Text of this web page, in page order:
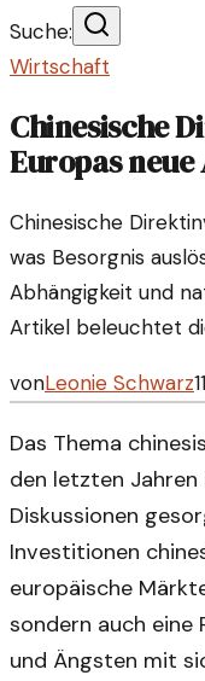
Suche:
Wirtschaft
Chinesische
Europas
Chinesische
was Besorgnis
Abhängigkeit und
Artikel beleuchtet
vonLeonie Schwarz
Das Thema
den letzten
Diskussionen
Investitionen
europäische
sondern auch eine
und Ängsten mit